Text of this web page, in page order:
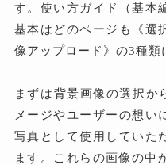
す。使い方ガイド（基本
基本はどのページも《選
像アップロード》の3種類
まずは背景画像の選択か
メージやユーザーの想い
写真として使用していた
ます。これらの画像の中